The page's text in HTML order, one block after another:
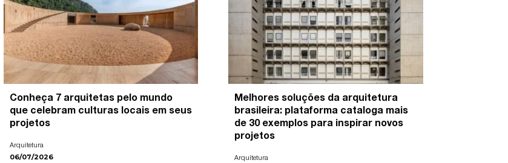
Conheça 7 arquitetas pelo mundo
que celebram culturas locais em seus
projetos
Arquitetura
06/07/2026
Melhores soluções da arquitetura
brasileira: plataforma cataloga mais
de 30 exemplos para inspirar novos
projetos
Arquitetura